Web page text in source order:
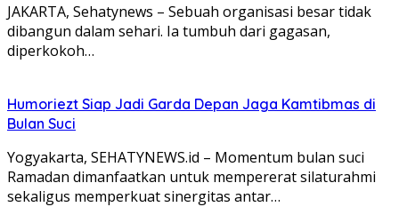
JAKARTA, Sehatynews – Sebuah organisasi besar tidak
dibangun dalam sehari. Ia tumbuh dari gagasan,
diperkokoh…
Humoriezt Siap Jadi Garda Depan Jaga Kamtibmas di
Bulan Suci
Yogyakarta, SEHATYNEWS.id – Momentum bulan suci
Ramadan dimanfaatkan untuk mempererat silaturahmi
sekaligus memperkuat sinergitas antar…